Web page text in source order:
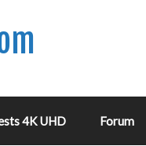
4K UHD Forum